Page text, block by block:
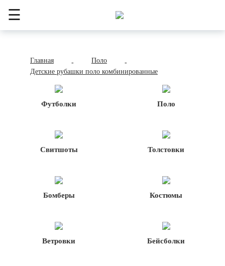
☰
Главная - Поло
-
Детские рубашки поло комбинированные
Футболки Поло
Свитшоты Толстовки
Бомберы Костюмы
Ветровки Бейсболки